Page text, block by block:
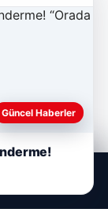
Güncel Haberler